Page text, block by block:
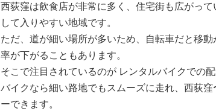
西荻窪は飲食店が非常に多く、住宅街も広がっ
して入りやすい地域です。
ただ、道が細い場所が多いため、自転車だと移
率が下がることもあります。
そこで注目されているのが レンタルバイクでの配
バイクなら細い路地でもスムーズに走れ、西荻
ーできます。